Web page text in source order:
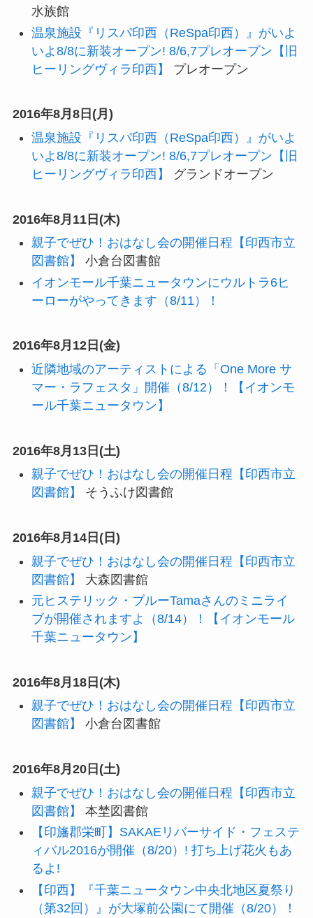
水族館
温泉施設『リスパ印西（ReSpa印西）』がいよ
いよ8/8に新装オープン! 8/6,7プレオープン【旧
ヒーリングヴィラ印西】
プレオープン
2016年8月8日(月)
温泉施設『リスパ印西（ReSpa印西）』がいよ
いよ8/8に新装オープン! 8/6,7プレオープン【旧
ヒーリングヴィラ印西】
グランドオープン
2016年8月11日(木)
親子でぜひ！おはなし会の開催日程【印西市立
図書館】
小倉台図書館
イオンモール千葉ニュータウンにウルトラ6ヒ
ーローがやってきます（8/11）！
2016年8月12日(金)
近隣地域のアーティストによる「One More サ
マー・ラフェスタ」開催（8/12）！【イオンモ
ール千葉ニュータウン】
2016年8月13日(土)
親子でぜひ！おはなし会の開催日程【印西市立
図書館】
そうふけ図書館
2016年8月14日(日)
親子でぜひ！おはなし会の開催日程【印西市立
図書館】
大森図書館
元ヒステリック・ブルーTamaさんのミニライ
ブが開催されますよ（8/14）！【イオンモール
千葉ニュータウン】
2016年8月18日(木)
親子でぜひ！おはなし会の開催日程【印西市立
図書館】
小倉台図書館
2016年8月20日(土)
親子でぜひ！おはなし会の開催日程【印西市立
図書館】
本埜図書館
【印旛郡栄町】SAKAEリバーサイド・フェステ
ィバル2016が開催（8/20）! 打ち上げ花火もあ
るよ!
【印西】『千葉ニュータウン中央北地区夏祭り
（第32回）』が大塚前公園にて開催（8/20）！